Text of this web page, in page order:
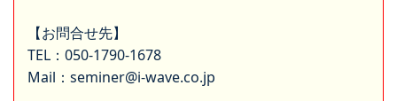
【お問合せ先】
TEL：050-1790-1678
Mail：seminer@i-wave.co.jp